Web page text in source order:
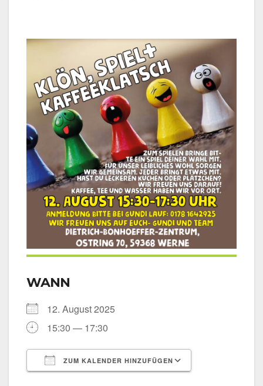
WANN
12. August 2025
15:30 — 17:30
ZUM KALENDER HINZUFÜGEN